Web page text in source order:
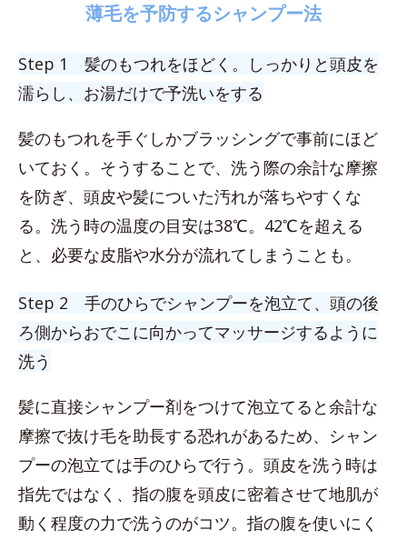
薄毛を予防するシャンプー法
Step 1 髪のもつれをほどく。しっかりと頭皮を
濡らし、お湯だけで予洗いをする
髪のもつれを手ぐしかブラッシングで事前にほど
いておく。そうすることで、洗う際の余計な摩擦
を防ぎ、頭皮や髪についた汚れが落ちやすくな
る。洗う時の温度の目安は38℃。42℃を超える
と、必要な皮脂や水分が流れてしまうことも。
Step 2 手のひらでシャンプーを泡立て、頭の後
ろ側からおでこに向かってマッサージするように
洗う
髪に直接シャンプー剤をつけて泡立てると余計な
摩擦で抜け毛を助長する恐れがあるため、シャン
プーの泡立ては手のひらで行う。頭皮を洗う時は
指先ではなく、指の腹を頭皮に密着させて地肌が
動く程度の力で洗うのがコツ。指の腹を使いにく